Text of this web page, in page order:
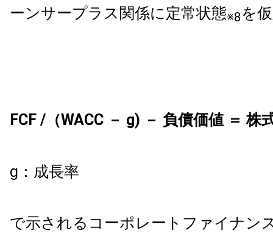
ーンサープラス関係に定常状態※8 を
FCF /（WACC － g) － 負債価値 ＝ 株
g：成長率
で示されるコーポレートファイナン